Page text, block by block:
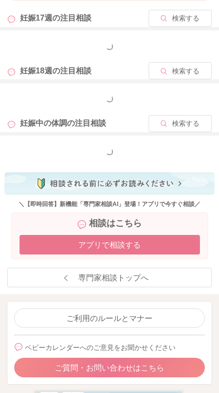
の痛みがある、硬い感じがするなどをお感じになっても、座っ
たり横になって、症状が軽快するのあれば、やはりお腹が張っ
は横になっていただくなどして、すぐにおさまるのであれば、
生活を送る上で、やはり1日に何度も腹痛や張り、違和感を感じ
たり、なかなか治らない場合には、切迫早産の可能性もありま
妊娠17週の注目相談 検索する
もっと見る
妊娠18週の注目相談 検索する
もっと見る
妊娠中の体調の注目相談 検索する
もっと見る
＼【即時回答】新機能「専門家相談AI」登場！アプリで今すぐ相談／
相談はこちら
アプリで相談する
専門家相談トップへ
ご利用のルールとマナー
ベビーカレンダーへのご意見をお聞かせください
ご質問・お問い合わせはこちら